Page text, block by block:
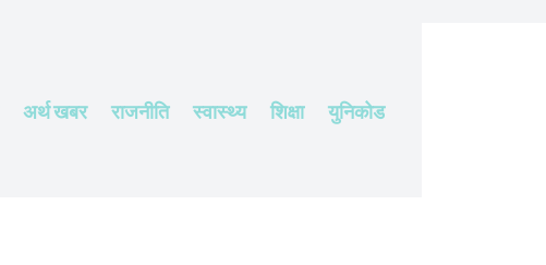
अर्थ खबर राजनीति स्वास्थ्य शिक्षा युनिकोड